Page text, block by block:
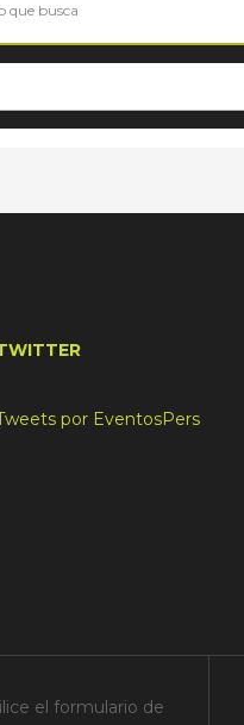
que busca
por EventosPers
el formulario de